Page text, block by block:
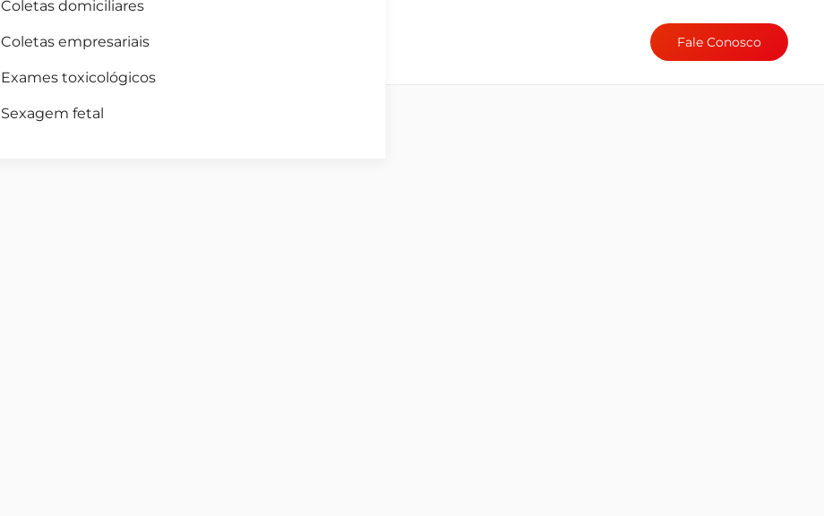
Coletas domiciliares
Coletas empresariais
Exames toxicológicos
Sexagem fetal
Fale Conosco